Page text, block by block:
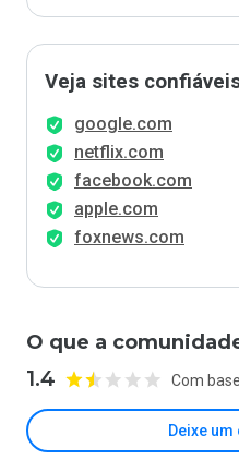
Veja sites
google.com
netflix.com
facebook.com
apple.com
foxnews.com
O que a
1.4 Com
Deixe